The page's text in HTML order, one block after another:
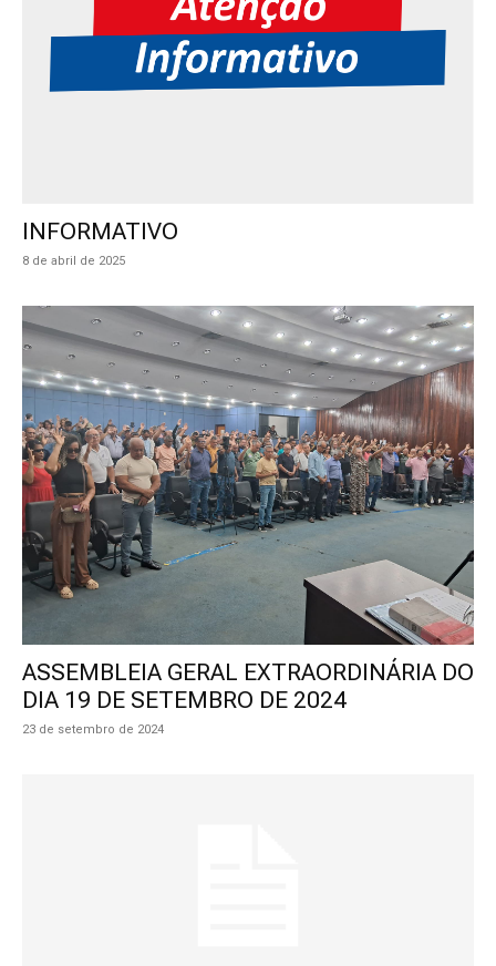
INFORMATIVO
8 de abril de 2025
ASSEMBLEIA GERAL EXTRAORDINÁRIA DO
DIA 19 DE SETEMBRO DE 2024
23 de setembro de 2024